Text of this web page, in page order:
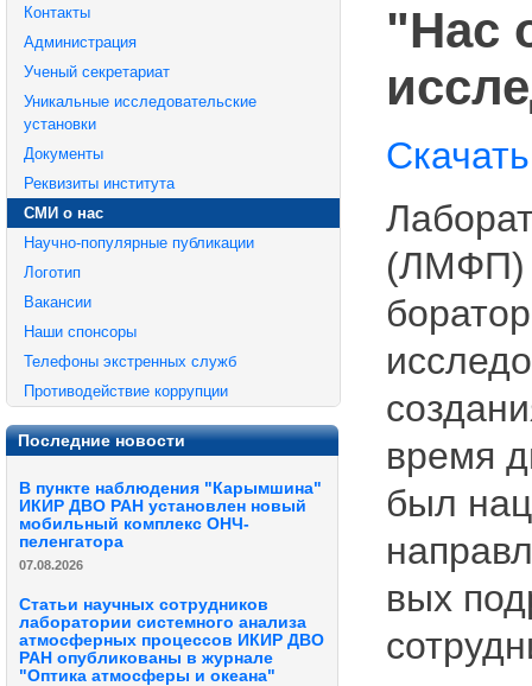
Контакты
Администрация
Ученый секретариат
Уникальные исследовательские
установки
Документы
Реквизиты института
СМИ о нас
Научно-популярные публикации
Логотип
Вакансии
Наши спонсоры
Телефоны экстренных служб
Противодействие коррупции
Последние новости
В пункте наблюдения "Карымшина"
ИКИР ДВО РАН установлен новый
мобильный комплекс ОНЧ-
пеленгатора
07.08.2026
Статьи научных сотрудников
лаборатории системного анализа
атмосферных процессов ИКИР ДВО
РАН опубликованы в журнале
"Оптика атмосферы и океана"
"Нас
(ЛМФП)
время
был
вых